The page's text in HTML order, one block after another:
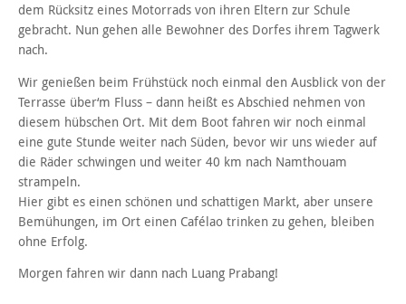
dem Rücksitz eines Motorrads von ihren Eltern zur Schule
gebracht. Nun gehen alle Bewohner des Dorfes ihrem Tagwerk
nach.
Wir genießen beim Frühstück noch einmal den Ausblick von der
Terrasse über‘m Fluss – dann heißt es Abschied nehmen von
diesem hübschen Ort. Mit dem Boot fahren wir noch einmal
eine gute Stunde weiter nach Süden, bevor wir uns wieder auf
die Räder schwingen und weiter 40 km nach Namthouam
strampeln.
Hier gibt es einen schönen und schattigen Markt, aber unsere
Bemühungen, im Ort einen Cafélao trinken zu gehen, bleiben
ohne Erfolg.
Morgen fahren wir dann nach Luang Prabang!